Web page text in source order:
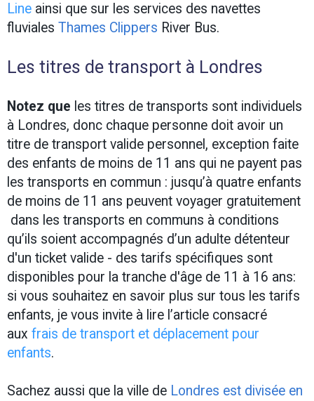
Line ainsi que sur les services des navettes
fluviales Thames Clippers River Bus.
Les titres de transport à Londres
Notez que les titres de transports sont individuels
à Londres, donc chaque personne doit avoir un
titre de transport valide personnel, exception faite
des enfants de moins de 11 ans qui ne payent pas
les transports en commun : jusqu’à quatre enfants
de moins de 11 ans peuvent voyager gratuitement
dans les transports en communs à conditions
qu’ils soient accompagnés d’un adulte détenteur
d'un ticket valide - des tarifs spécifiques sont
disponibles pour la tranche d'âge de 11 à 16 ans:
si vous souhaitez en savoir plus sur tous les tarifs
enfants, je vous invite à lire l’article consacré
aux frais de transport et déplacement pour
enfants.
Sachez aussi que la ville de Londres est divisée en